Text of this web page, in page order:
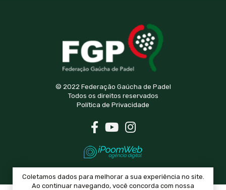
Coletamos dados para melhorar a sua experiência no site.
Ao continuar navegando, você concorda com nossa
© 2022 Federação Gaúcha de Padel
Todos os direitos reservados
Política de Privacidade